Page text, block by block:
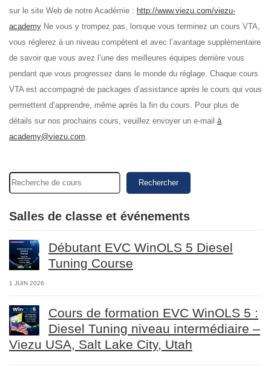
sur le site Web de notre Académie : http://www.viezu.com/viezu-
academy Ne vous y trompez pas, lorsque vous terminez un cours VTA,
vous réglerez à un niveau compétent et avec l’avantage supplémentaire
de savoir que vous avez l’une des meilleures équipes derrière vous
pendant que vous progressez dans le monde du réglage. Chaque cours
VTA est accompagné de packages d’assistance après le cours qui vous
permettent d’apprendre, même après la fin du cours. Pour plus de
détails sur nos prochains cours, veuillez envoyer un e-mail à
academy@viezu.com.
Rechercher
Salles de classe et événements
Débutant EVC WinOLS 5 Diesel
Tuning Course
1 JUIN 2026
Cours de formation EVC WinOLS 5 :
Diesel Tuning niveau intermédiaire –
Viezu USA, Salt Lake City, Utah